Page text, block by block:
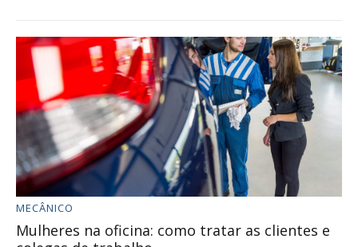
MECÂNICO
Mulheres na oficina: como tratar as clientes e